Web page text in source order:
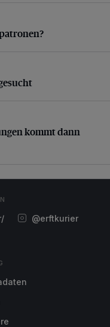
kommt dann auch
kommt dann
@erftkurier